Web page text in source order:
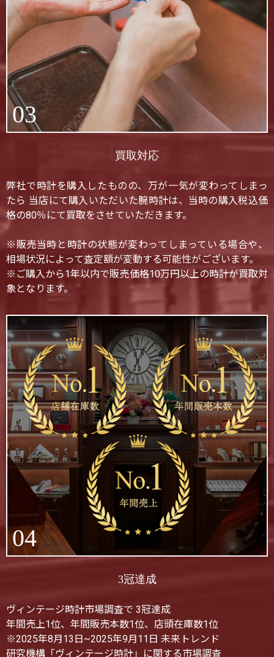
03
買取対応
弊社で時計を購入したものの、万が一気が変わってしまっ
たら 当店にて購入いただいた腕時計は、当時の購入税込価
格の80％にて買取をさせていただきます。
※販売当時と時計の状態が変わってしまっている場合や、
相場状況によって査定額が変動する可能性がございます。
※ご購入から1年以内で販売価格10万円以上の時計が買取対
象となります。
04
3冠達成
ヴィンテージ時計市場調査で 3冠達成
年間売上1位、年間販売本数1位、店頭在庫数1位
※2025年8月13日~2025年9月11日 未来トレンド
研究機構「ヴィンテージ時計」に関する市場調査